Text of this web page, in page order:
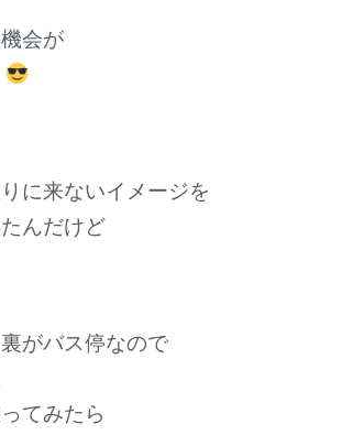
会が
に来ないイメージを
んだけど
がバス停なので
てみたら